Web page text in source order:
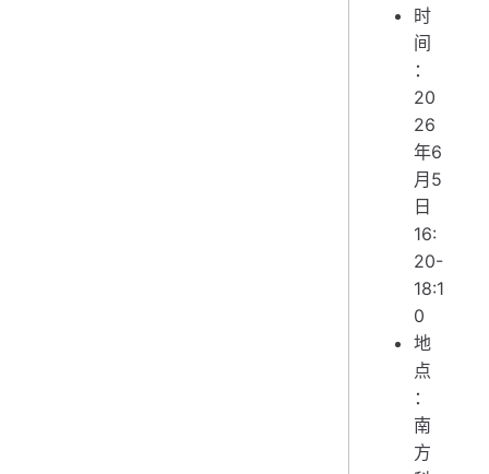
时
间
：
20
26
年6
月5
日
16:
20-
18:1
0
地
点
：
南
方